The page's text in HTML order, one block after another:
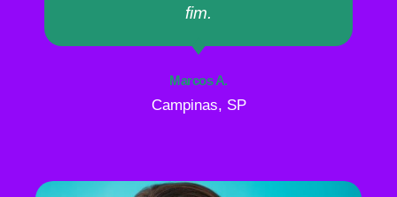
fim.
Marcos A.
Campinas, SP